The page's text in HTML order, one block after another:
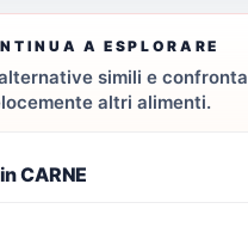
A ESPLORARE
simili e confronta
altri alimenti.
CARNE